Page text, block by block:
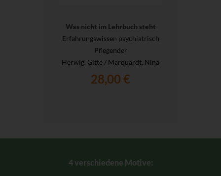
Was nicht im Lehrbuch steht
Erfahrungswissen psychiatrisch
Pflegender
Herwig, Gitte / Marquardt, Nina
28,00 €
4 verschiedene Motive: